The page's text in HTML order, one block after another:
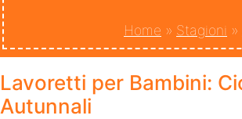
Home » Stagioni »
Lavoretti per Bambini:
Autunnali